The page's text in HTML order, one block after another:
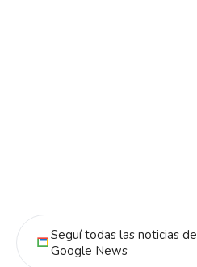
Seguí todas las noticias de
Google News